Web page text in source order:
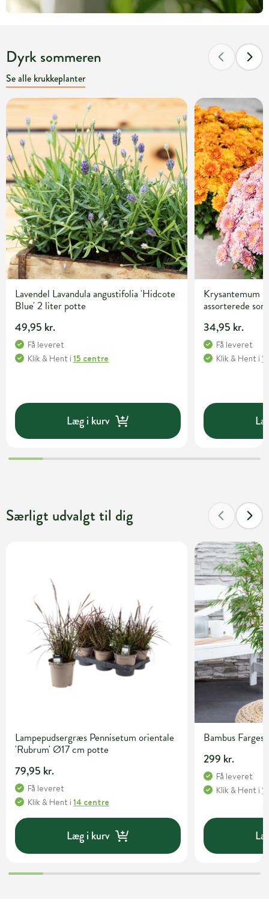
Dyrk sommeren
Se alle krukkeplanter
Lavendel Lavandula angustifolia 'Hidcote
Blue' 2 liter potte
49,95 kr.
Få leveret
Klik & Hent i 15 centre
Læg i kurv
Krysantemum
assorterede
34,95 kr.
Få leveret
Klik & Hent i
Særligt udvalgt til dig
Lampepudsergræs Pennisetum orientale
'Rubrum' Ø17 cm potte
79,95 kr.
Få leveret
Klik & Hent i 14 centre
Læg i kurv
Bambus
299 kr.
Få leveret
Klik & Hent i